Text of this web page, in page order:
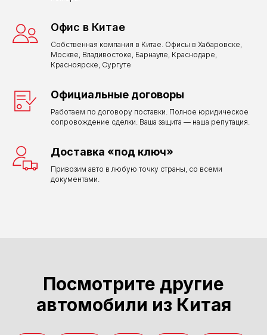
Офис в Китае
Собственная компания в Китае. Офисы в Хабаровске,
Москве, Владивостоке, Барнауле, Краснодаре,
Красноярске, Сургуте
Официальные договоры
Работаем по договору поставки. Полное юридическое
сопровождение сделки. Ваша защита — наша репутация.
Доставка «под ключ»
Привозим авто в любую точку страны, со всеми
документами.
Посмотрите другие
автомобили из Китая